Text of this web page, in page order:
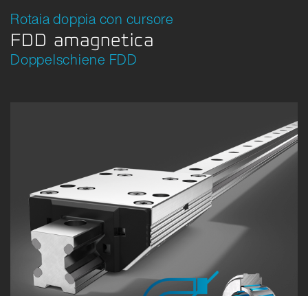
Rotaia doppia con cursore
FDD amagnetica
Doppelschiene FDD